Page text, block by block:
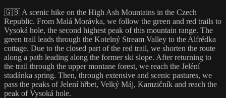
🇬🇧 A scenic hike on the High Ash Mountains in the Czech
Republic. From Malá Morávka, we follow the green and red trails to
Vysoká hole, the second highest peak of this mountain range. The
green trail leads through the Kotelný Stream Valley to the Alfrédka
cottage. Due to the closed part of the red trail, we shorten the route
along a path leading along the former ski slope. After returning to
the trail through the upper montane forest, we reach the Jeléní
studánka spring. Then, through extensive and scenic pastures, we
pass the peaks of Jelení hřbet, Velký Máj, Kamzičník and reach the
peak of Vysoká hole.